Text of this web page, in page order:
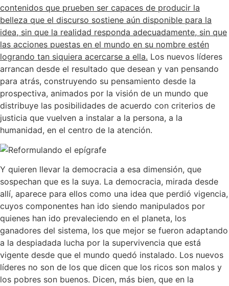
contenidos que prueben ser capaces de producir la
belleza que el discurso sostiene aún disponible para la
idea, sin que la realidad responda adecuadamente, sin que
las acciones puestas en el mundo en su nombre estén
logrando tan siquiera acercarse a ella. Los nuevos líderes
arrancan desde el resultado que desean y van pensando
para atrás, construyendo su pensamiento desde la
prospectiva, animados por la visión de un mundo que
distribuye las posibilidades de acuerdo con criterios de
justicia que vuelven a instalar a la persona, a la
humanidad, en el centro de la atención.
Y quieren llevar la democracia a esa dimensión, que
sospechan que es la suya. La democracia, mirada desde
allí, aparece para ellos como una idea que perdió vigencia,
cuyos componentes han ido siendo manipulados por
quienes han ido prevaleciendo en el planeta, los
ganadores del sistema, los que mejor se fueron adaptando
a la despiadada lucha por la supervivencia que está
vigente desde que el mundo quedó instalado. Los nuevos
líderes no son de los que dicen que los ricos son malos y
los pobres son buenos. Dicen, más bien, que en la